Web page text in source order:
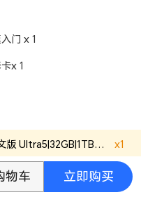
门 x 1
x 1
期为：主机、主要部件、
版 Ultra5|32GB|1TB 官方标配
x1
物车 立即购买